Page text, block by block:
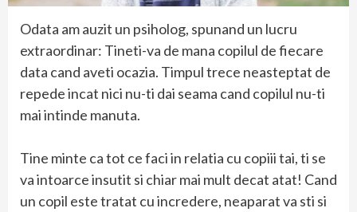
Odata am auzit un psiholog, spunand un lucru
extraordinar: Tineti-va de mana copilul de fiecare
data cand aveti ocazia. Timpul trece neasteptat de
repede incat nici nu-ti dai seama cand copilul nu-ti
mai intinde manuta.
Tine minte ca tot ce faci in relatia cu copiii tai, ti se
va intoarce insutit si chiar mai mult decat atat! Cand
un copil este tratat cu incredere, neaparat va sti si